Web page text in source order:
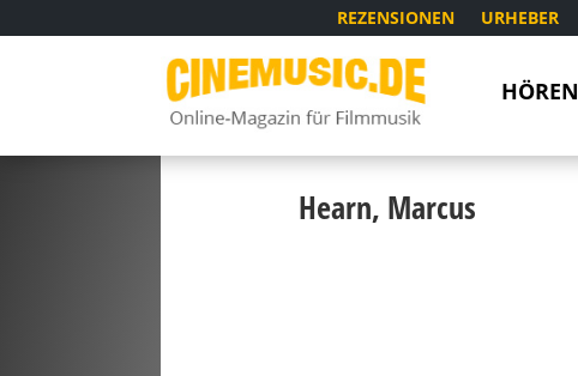
REZENSIONEN URHEBER
HÖREN
Hearn, Marcus